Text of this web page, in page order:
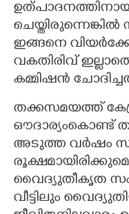
ഇങ്ങനെ
വകതിരിവ്
കമ്മിഷൻ
തക്കസമയത്ത്
ഔദാര്യംകൊണ്ട്
അടുത്ത വർഷം
വൈദ്യുതീകൃത
വീട്ടിലും